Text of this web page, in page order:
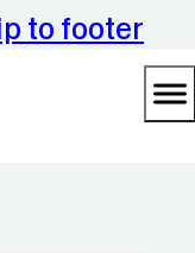
to footer